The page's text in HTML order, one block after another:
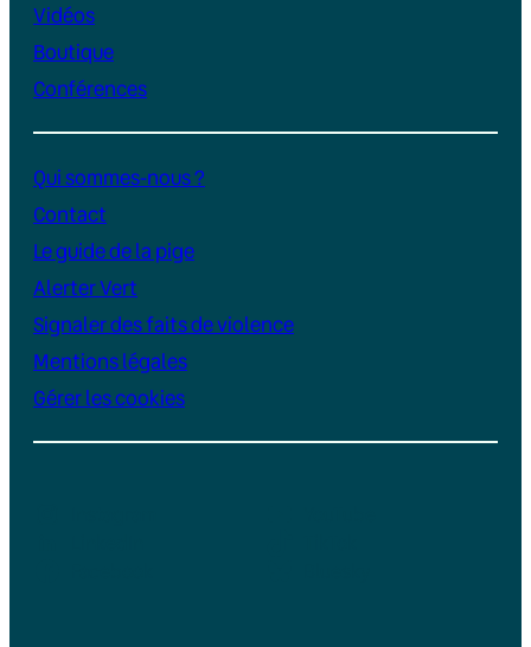
Vidéos
Boutique
Conférences
Qui sommes-nous ?
Contact
Le guide de la pige
Alerter Vert
Signaler des faits de violence
Mentions légales
Gérer les cookies